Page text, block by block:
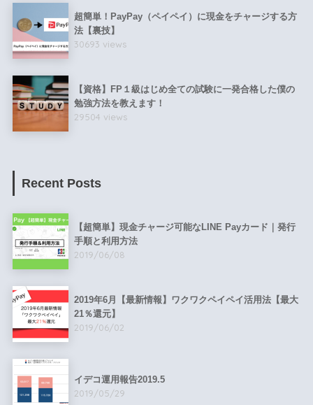
超簡単！PayPay（ペイペイ）に現金をチャージする方
法【裏技】
30693 views
【資格】FP１級はじめ全ての試験に一発合格した僕の
勉強方法を教えます！
29504 views
Recent Posts
【超簡単】現金チャージ可能なLINE Payカード｜発行
手順と利用方法
2019/06/08
2019年6月【最新情報】ワクワクペイペイ活用法【最大
21％還元】
2019/06/02
イデコ運用報告2019.5
2019/05/29